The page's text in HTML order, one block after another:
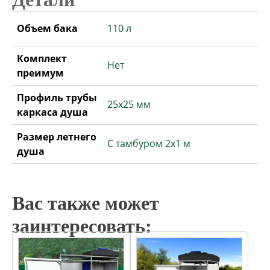
Объем бака 110 л
Комплект
преимум
Нет
Профиль трубы
каркаса душа
25х25 мм
Размер летнего
душа
С тамбуром 2х1 м
Вас также может
заинтересовать: